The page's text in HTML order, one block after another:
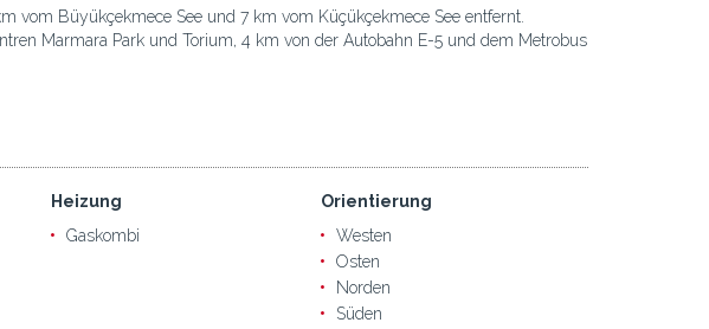
vom Büyükçekmece See und 7 km vom Küçükçekmece See entfernt.
Marmara Park und Torium, 4 km von der Autobahn E-5 und dem Metrobus
Heizung
Gaskombi
Orientierung
Westen
Osten
Norden
Süden